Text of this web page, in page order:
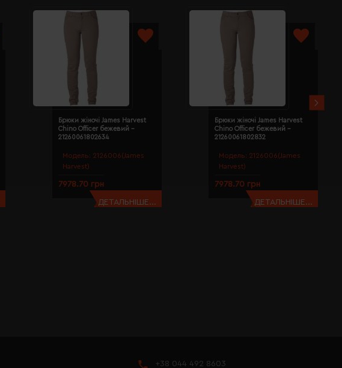
Модель: 2126006(James
Harvest)
Брюки жіночі James Harvest
Chino Officer бежевий -
21260061802634
7978.70 грн
ДЕТАЛЬНІШЕ...
Модель: 2126006(James
Harvest)
Брюки жіночі James Harvest
Chino Officer бежевий -
21260061802832
7978.70 грн
ДЕТАЛЬНІШЕ...
+38 044 492 8603